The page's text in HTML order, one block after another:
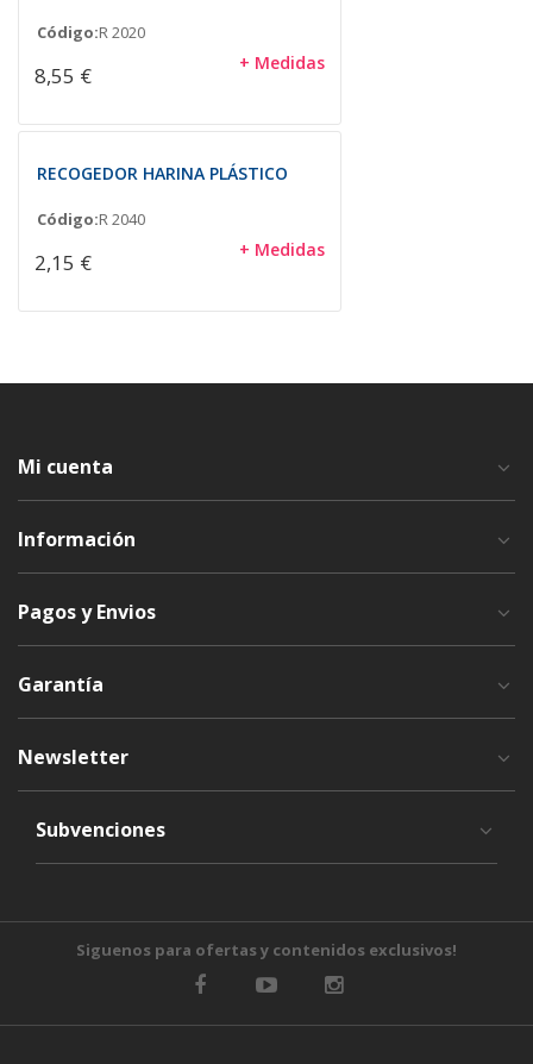
Código:R 2020
8,55 € + Medidas
RECOGEDOR HARINA PLÁSTICO
Código:R 2040
2,15 € + Medidas
Mi cuenta
Información
Pagos y Envios
Garantía
Newsletter
Subvenciones
Siguenos para ofertas y contenidos exclusivos!